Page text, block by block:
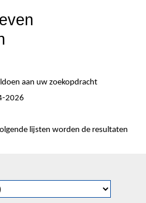
aan uw zoekopdracht
2026
lijsten worden de resultaten